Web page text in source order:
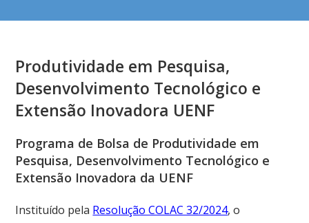
Produtividade em Pesquisa,
Desenvolvimento Tecnológico e
Extensão Inovadora UENF
Programa de Bolsa de Produtividade em
Pesquisa, Desenvolvimento Tecnológico e
Extensão Inovadora da UENF
Instituído pela Resolução COLAC 32/2024, o